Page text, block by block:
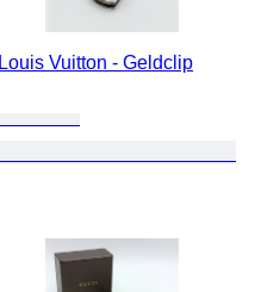
Louis Vuitton - Geldclip